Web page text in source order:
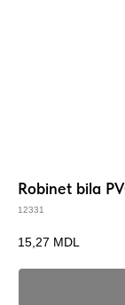
Robinet bila
12331
15,27 MDL